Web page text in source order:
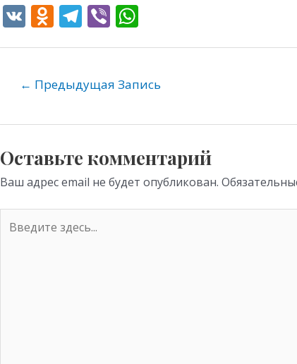
V O
o
as
s
ni
ki
T
gr
m
Vi
s
p
p
← Предыдущая Запись
Оставьте комментарий
Ваш адрес email не будет опубликован.
здесь...